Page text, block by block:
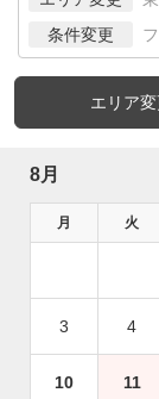
条件変更
エリア変
8月
月 火
3 4
10 11